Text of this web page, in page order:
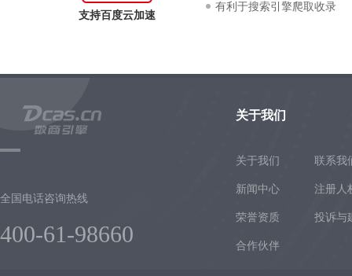
支持百度云加速
有利于搜索引擎爬取收录
全国电话咨询热线
400-61-98660
关于我们
关于我们 联系我
新闻中心 注册人
荣誉资质 投诉与
合作伙伴